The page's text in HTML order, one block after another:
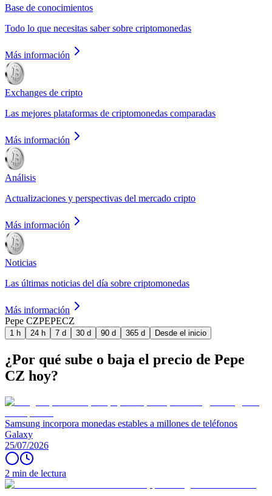
Base de conocimientos
Todo lo que necesitas saber sobre criptomonedas
Más información
Exchanges de cripto
Las mejores plataformas de criptomonedas comparadas
Más información
Análisis
Actualizaciones y perspectivas del mercado cripto
Más información
Noticias
Las últimas noticias del día sobre criptomonedas
Más información
Pepe CZPEPECZ
1 h 24 h 7 d 30 d 90 d 365 d Desde el inicio
¿Por qué sube o baja el precio de Pepe
CZ hoy?
Samsung incorpora monedas estables a millones de teléfonos
Galaxy
25/07/2026
2 min de lectura